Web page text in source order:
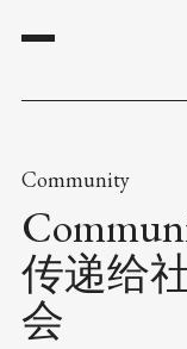
Community
传递给
会